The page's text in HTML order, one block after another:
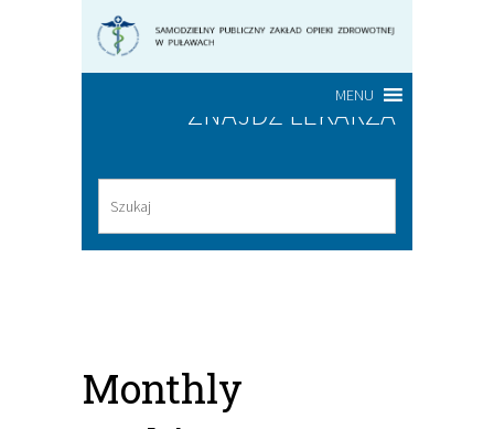
MENU
ZNAJDŹ LEKARZA
Monthly